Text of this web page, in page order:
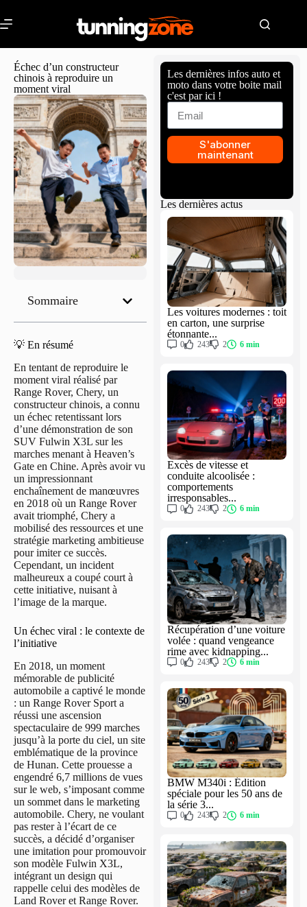
Échec d’un constructeur
chinois à reproduire un
moment viral
Sommaire
💡 En résumé
En tentant de reproduire le
moment viral réalisé par
Range Rover, Chery, un
constructeur chinois, a connu
un échec retentissant lors
d’une démonstration de son
SUV Fulwin X3L sur les
marches menant à Heaven’s
Gate en Chine. Après avoir vu
un impressionnant
enchaînement de manœuvres
en 2018 où un Range Rover
avait triomphé, Chery a
mobilisé des ressources et une
stratégie marketing ambitieuse
pour imiter ce succès.
Cependant, un incident
malheureux a coupé court à
cette initiative, nuisant à
l’image de la marque.
Un échec viral : le contexte de
l’initiative
En 2018, un moment
mémorable de publicité
automobile a captivé le monde
: un Range Rover Sport a
réussi une ascension
spectaculaire de 999 marches
jusqu’à la porte du ciel, un site
emblématique de la province
de Hunan. Cette prouesse a
engendré 6,7 millions de vues
sur le web, s’imposant comme
un sommet dans le marketing
automobile. Chery, ne voulant
pas rester à l’écart de ce
succès, a décidé d’organiser
une imitation pour promouvoir
son modèle Fulwin X3L,
intégrant un design qui
rappelle celui des modèles de
Land Rover et Range Rover.
Les dernières infos auto et
moto dans votre boite mail
c'est par ici !
S'abonner
maintenant
Les dernières actus
Les voitures modernes : toit
en carton, une surprise
étonnante...
0 243 2 6 min
Excès de vitesse et
conduite alcoolisée :
comportements
irresponsables...
0 243 2 6 min
Récupération d’une voiture
volée : quand vengeance
rime avec kidnapping...
0 243 2 6 min
BMW M340i : Édition
spéciale pour les 50 ans de
la série 3...
0 243 2 6 min